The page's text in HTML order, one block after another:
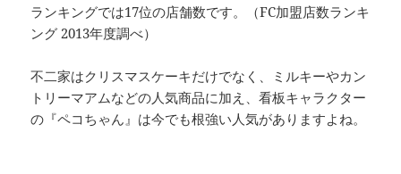
ランキングでは17位の店舗数です。（FC加盟店数ランキ
ング 2013年度調べ）
不二家はクリスマスケーキだけでなく、ミルキーやカン
トリーマアムなどの人気商品に加え、看板キャラクター
の『ペコちゃん』は今でも根強い人気がありますよね。